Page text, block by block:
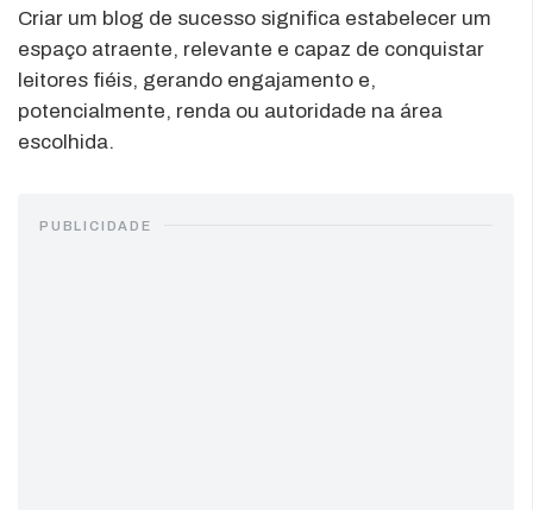
Criar um blog de sucesso significa estabelecer um
espaço atraente, relevante e capaz de conquistar
leitores fiéis, gerando engajamento e,
potencialmente, renda ou autoridade na área
escolhida.
PUBLICIDADE